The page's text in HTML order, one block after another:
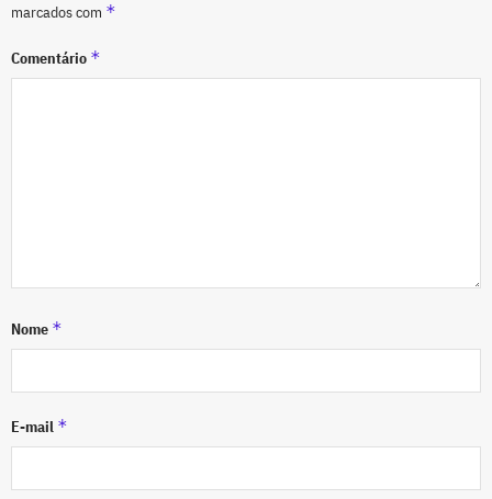
marcados com *
Comentário *
Nome *
E-mail *